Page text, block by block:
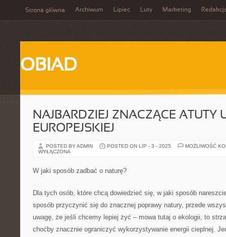
Strona główna Archiwum Lipiec Luty Marketing
OBIAD
NAJBARDZIEJ ZNACZĄCE ATUTY
EUROPEJSKIEJ
POSTED BY ADMIN POSTED ON LIP - 3 - 2025
MOŻLIWOŚĆ
WYŁĄCZONA
W jaki sposób zadbać o naturę?
Dla tych osób, które chcą dowiedzieć się, w jaki sposób
sposób przyczynić się do znacznej poprawy natury, przede
uwagę, że jeśli chcemy lepiej żyć – mowa tutaj o ekologii, to
choćby znacznie ograniczyć wykorzystywanie energii cieplnej.